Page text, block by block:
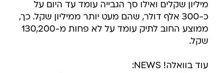
מיליון שקלים ואילו סך הגבייה עומד עד היום על
כ-300 אלף דולר, שהם מעט יותר ממיליון שקל. כך,
ממוצע החוב לתיק עומד על לא פחות מ-130,200
שקל.
עוד בוואלה! NEWS: